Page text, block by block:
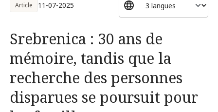
Article 11-07-2025
Srebrenica : 30 ans de
mémoire, tandis que la
recherche des personnes
disparues se poursuit pour